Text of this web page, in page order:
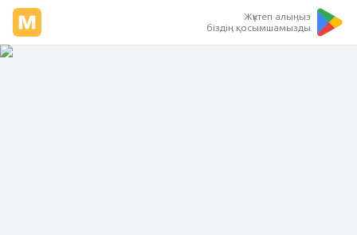
Жүктеп алыңыз
біздің қосымшамызды